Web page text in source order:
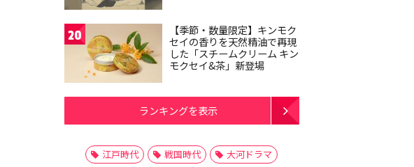
20
【季節・数量限定】キンモク
セイの香りを天然精油で再現
した「スチームクリーム キン
モクセイ&茶」新登場
ランキングを表示
江戸時代 戦国時代
大河ドラマ